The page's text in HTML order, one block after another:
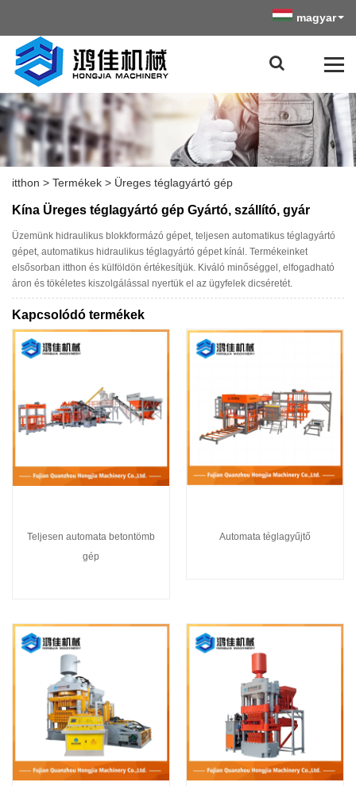
magyar
itthon > Termékek > Üreges téglagyártó gép
Kína Üreges téglagyártó gép Gyártó, szállító, gyár
Üzemünk hidraulikus blokkformázó gépet, teljesen automatikus téglagyártó
gépet, automatikus hidraulikus téglagyártó gépet kínál. Termékeinket
elsősorban itthon és külföldön értékesítjük. Kiváló minőséggel, elfogadható
áron és tökéletes kiszolgálással nyertük el az ügyfelek dicséretét.
Kapcsolódó termékek
Teljesen automata betontömb
gép
Automata téglagyűjtő